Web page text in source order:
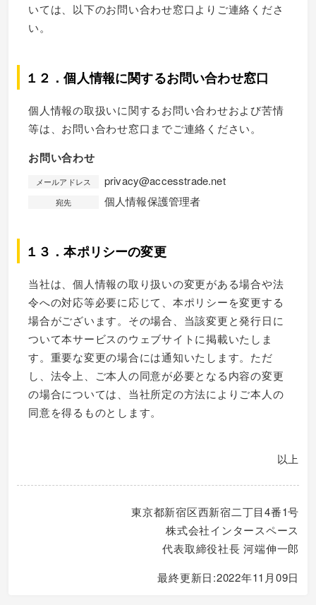
いては、以下のお問い合わせ窓口よりご連絡くださ
い。
１２．個人情報に関するお問い合わせ窓口
個人情報の取扱いに関するお問い合わせおよび苦情
等は、お問い合わせ窓口までご連絡ください。
お問い合わせ
メールアドレス privacy@accesstrade.net
宛先 個人情報保護管理者
１３．本ポリシーの変更
当社は、個人情報の取り扱いの変更がある場合や法
令への対応等必要に応じて、本ポリシーを変更する
場合がございます。その場合、当該変更と発行日に
ついて本サービスのウェブサイトに掲載いたしま
す。重要な変更の場合には通知いたします。ただ
し、法令上、ご本人の同意が必要となる内容の変更
の場合については、当社所定の方法によりご本人の
同意を得るものとします。
以上
東京都新宿区西新宿二丁目4番1号
株式会社インタースペース
代表取締役社長 河端伸一郎
最終更新日:2022年11月09日